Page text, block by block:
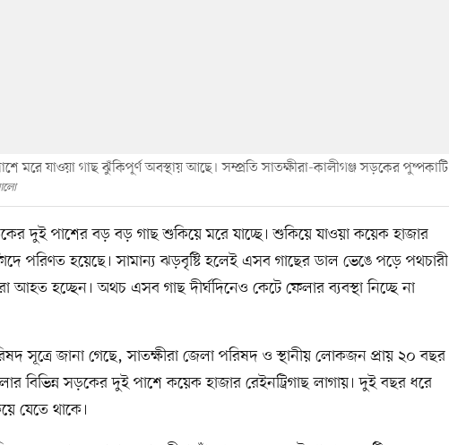
মরে যাওয়া গাছ ঝুঁকিপূর্ণ অবস্থায় আছে। সম্প্রতি সাতক্ষীরা-কালীগঞ্জ সড়কের পুষ্পকাটি
দুই পাশের বড় বড় গাছ শুকিয়ে মরে যাচ্ছে। শুকিয়ে যাওয়া কয়েক হাজার
পরিণত হয়েছে। সামান্য ঝড়বৃষ্টি হলেই এসব গাছের ডাল ভেঙে পড়ে পথচারী
আহত হচ্ছেন। অথচ এসব গাছ দীর্ঘদিনেও কেটে ফেলার ব্যবস্থা নিচ্ছে না
সূত্রে জানা গেছে, সাতক্ষীরা জেলা পরিষদ ও স্থানীয় লোকজন প্রায় ২০ বছর
বিভিন্ন সড়কের দুই পাশে কয়েক হাজার রেইনট্রিগাছ লাগায়। দুই বছর ধরে
যেতে থাকে।